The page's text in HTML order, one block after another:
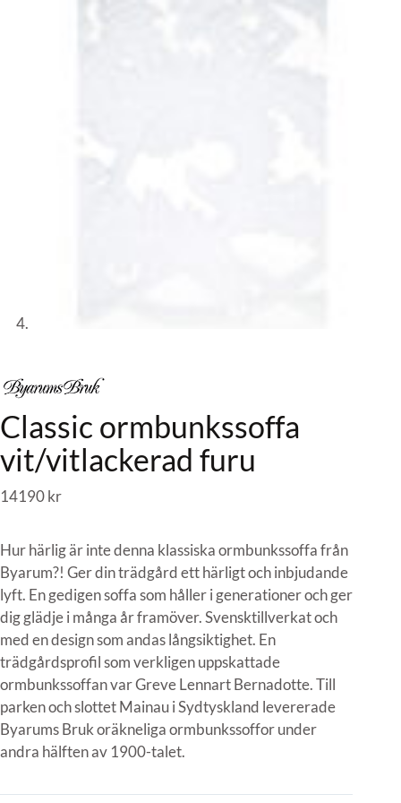
Classic ormbunkssoffa
vit/vitlackerad furu
14190kr
Hur härlig är inte denna klassiska ormbunkssoffa från
Byarum?! Ger din trädgård ett härligt och inbjudande
lyft. En gedigen soffa som håller i generationer och ger
dig glädje i många år framöver. Svensktillverkat och
med en design som andas långsiktighet. En
trädgårdsprofil som verkligen uppskattade
ormbunkssoffan var Greve Lennart Bernadotte. Till
parken och slottet Mainau i Sydtyskland levererade
Byarums Bruk oräkneliga ormbunkssoffor under
andra hälften av 1900-talet.